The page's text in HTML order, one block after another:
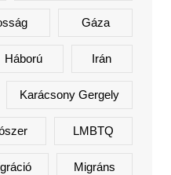
Gáza
Háború Irán
Karácsony Gergely
LMBTQ
Migráns